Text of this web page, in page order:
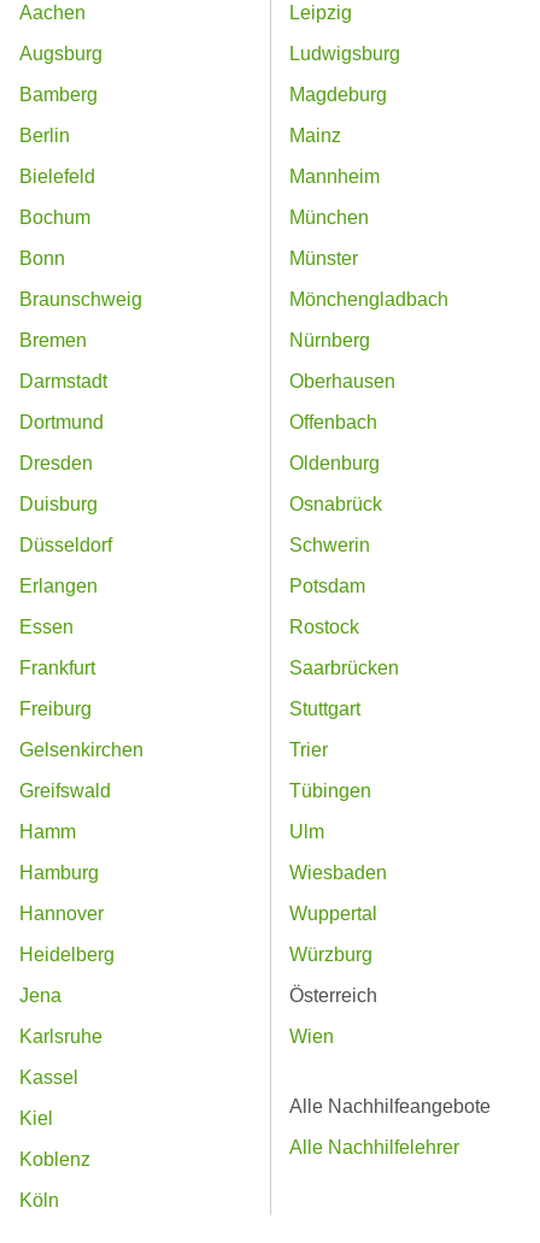
Aachen
Augsburg
Bamberg
Berlin
Bielefeld
Bochum
Bonn
Braunschweig
Bremen
Darmstadt
Dortmund
Dresden
Duisburg
Düsseldorf
Erlangen
Essen
Frankfurt
Freiburg
Gelsenkirchen
Greifswald
Hamm
Hamburg
Hannover
Heidelberg
Jena
Karlsruhe
Kassel
Kiel
Koblenz
Köln
Leipzig
Ludwigsburg
Magdeburg
Mainz
Mannheim
München
Münster
Mönchengladbach
Nürnberg
Oberhausen
Offenbach
Oldenburg
Osnabrück
Schwerin
Potsdam
Rostock
Saarbrücken
Stuttgart
Trier
Tübingen
Ulm
Wiesbaden
Wuppertal
Würzburg
Österreich
Wien
Alle Nachhilfeangebote
Alle Nachhilfelehrer